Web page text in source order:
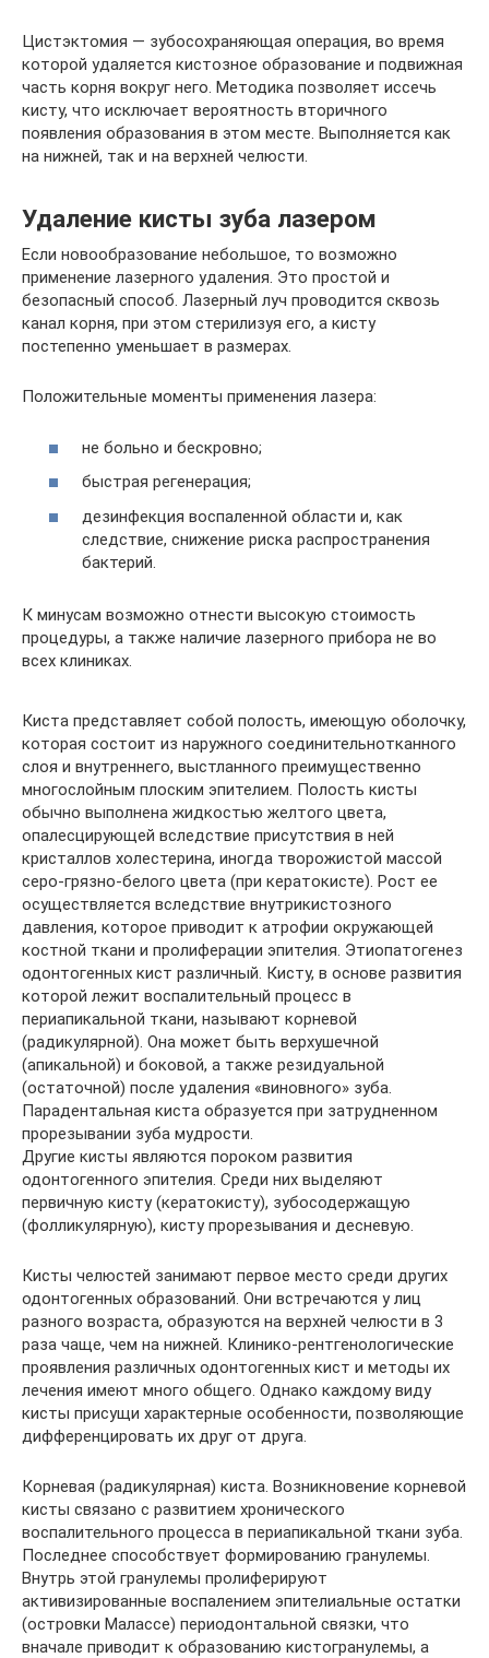
Цистэктомия — зубосохраняющая операция, во время
которой удаляется кистозное образование и подвижная
часть корня вокруг него. Методика позволяет иссечь
кисту, что исключает вероятность вторичного
появления образования в этом месте. Выполняется как
на нижней, так и на верхней челюсти.
Удаление кисты зуба лазером
Если новообразование небольшое, то возможно
применение лазерного удаления. Это простой и
безопасный способ. Лазерный луч проводится сквозь
канал корня, при этом стерилизуя его, а кисту
постепенно уменьшает в размерах.
Положительные моменты применения лазера:
не больно и бескровно;
быстрая регенерация;
дезинфекция воспаленной области и, как
следствие, снижение риска распространения
бактерий.
К минусам возможно отнести высокую стоимость
процедуры, а также наличие лазерного прибора не во
всех клиниках.
Киста представляет собой полость, имеющую оболочку,
которая состоит из наружного соединительнотканного
слоя и внутреннего, выстланного преимущественно
многослойным плоским эпителием. Полость кисты
обычно выполнена жидкостью желтого цвета,
опалесцирующей вследствие присутствия в ней
кристаллов холестерина, иногда творожистой массой
серо-грязно-белого цвета (при кератокисте). Рост ее
осуществляется вследствие внутрикистозного
давления, которое приводит к атрофии окружающей
костной ткани и пролиферации эпителия. Этиопатогенез
одонтогенных кист различный. Кисту, в основе развития
которой лежит воспалительный процесс в
периапикальной ткани, называют корневой
(радикулярной). Она может быть верхушечной
(апикальной) и боковой, а также резидуальной
(остаточной) после удаления «виновного» зуба.
Парадентальная киста образуется при затрудненном
прорезывании зуба мудрости.
Другие кисты являются пороком развития
одонтогенного эпителия. Среди них выделяют
первичную кисту (кератокисту), зубосодержащую
(фолликулярную), кисту прорезывания и десневую.
Кисты челюстей занимают первое место среди других
одонтогенных образований. Они встречаются у лиц
разного возраста, образуются на верхней челюсти в 3
раза чаще, чем на нижней. Клинико-рентгенологические
проявления различных одонтогенных кист и методы их
лечения имеют много общего. Однако каждому виду
кисты присущи характерные особенности, позволяющие
дифференцировать их друг от друга.
Корневая (радикулярная) киста. Возникновение корневой
кисты связано с развитием хронического
воспалительного процесса в периапикальной ткани зуба.
Последнее способствует формированию гранулемы.
Внутрь этой гранулемы пролиферируют
активизированные воспалением эпителиальные остатки
(островки Малассе) периодонтальной связки, что
вначале приводит к образованию кистогранулемы, а